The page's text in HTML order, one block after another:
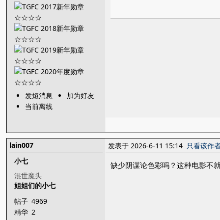
发短消息
加为好友
当前离线
lain007
小七
混世魔头
姐姐们的小七
帖子 4969
精华 2
发表于 2026-6-11 15:14 只看该作
缺少阴谋论色彩吗？这种电影不